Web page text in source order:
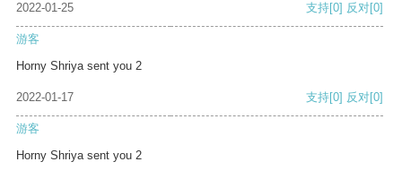
2022-01-25 支持[0] 反对[0]
游客
Horny Shriya sent you 2
2022-01-17 支持[0] 反对[0]
游客
Horny Shriya sent you 2